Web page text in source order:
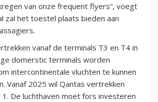
van onze frequent flyers”, voegt
zal het toestel plaats bieden aan
vanaf de terminals T3 en T4 in
domerstic terminals worden
intercontinentale vluchten te kunnen
Vanaf 2025 wil Qantas vertrekken
1. De luchthaven moet fors investeren